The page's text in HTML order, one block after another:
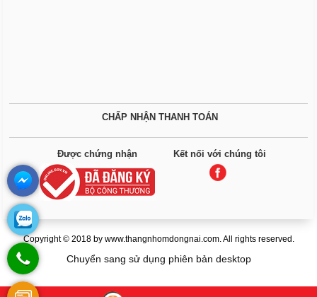
CHẤP NHẬN THANH TOÁN
Được chứng nhận Kết nối với chúng tôi
Copyright © 2018 by www.thangnhomdongnai.com. All rights reserved.
Chuyển sang sử dụng phiên bản desktop